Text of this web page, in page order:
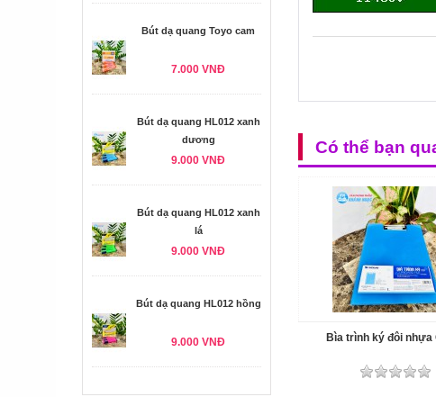
Bút dạ quang Toyo cam
7.000 VNĐ
Bút dạ quang HL012 xanh
dương
9.000 VNĐ
Bút dạ quang HL012 xanh
lá
9.000 VNĐ
Bút dạ quang HL012 hồng
9.000 VNĐ
Có thể bạn
Bìa trình ký đôi nhựa